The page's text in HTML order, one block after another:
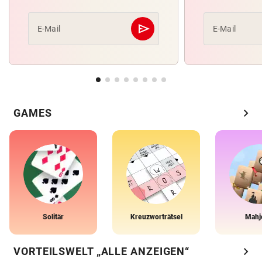
E-Mail send
Abschicken E-Mail
GAMES chevron_right
Solitär Kreuzworträtsel
VORTEILSWELT „ALLE ANZEIGEN“ chevron_right